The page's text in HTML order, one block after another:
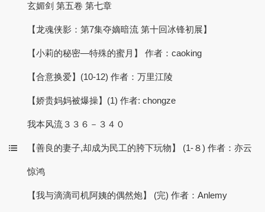
玄媚剑 第五卷 第七章
【龙魂侠影：第7集夺嫡暗流 第十回冰锋初展】
【小莉的秘密—特殊的蜜月】 作者：caoking
【合意换爱】(10-12) 作者：万里江陵
【娇贵妈妈被爆操】(1) 作者: chongze
我本风流３３６－３４０
【善良的妻子,却成为民工的胯下玩物】 (1-８) 作者：亦云
惊鸿
【我与滴滴司机阿姨的偶然炮】 (完) 作者：Anlemy